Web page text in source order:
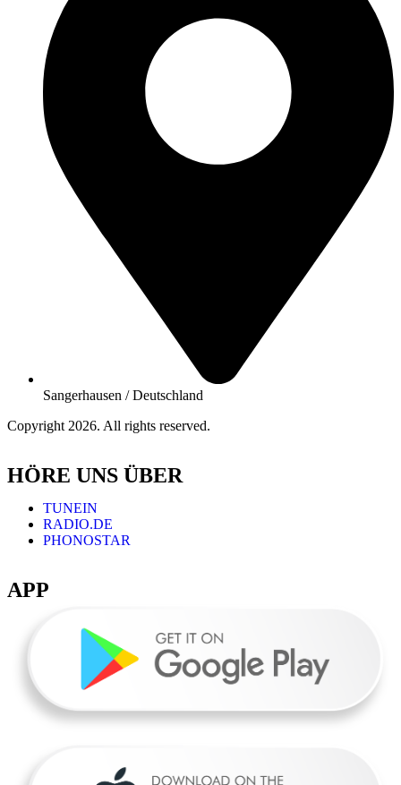
Sangerhausen / Deutschland
Copyright 2026. All rights reserved.
HÖRE UNS ÜBER
TUNEIN
RADIO.DE
PHONOSTAR
APP